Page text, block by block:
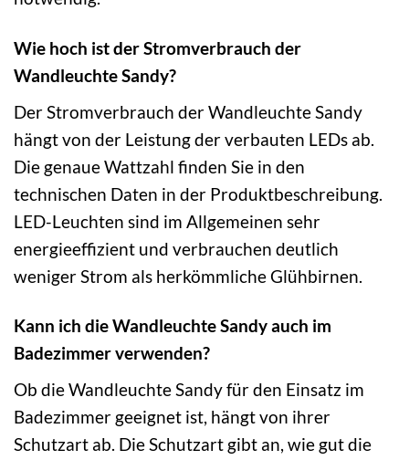
Wie hoch ist der Stromverbrauch der
Wandleuchte Sandy?
Der Stromverbrauch der Wandleuchte Sandy
hängt von der Leistung der verbauten LEDs ab.
Die genaue Wattzahl finden Sie in den
technischen Daten in der Produktbeschreibung.
LED-Leuchten sind im Allgemeinen sehr
energieeffizient und verbrauchen deutlich
weniger Strom als herkömmliche Glühbirnen.
Kann ich die Wandleuchte Sandy auch im
Badezimmer verwenden?
Ob die Wandleuchte Sandy für den Einsatz im
Badezimmer geeignet ist, hängt von ihrer
Schutzart ab. Die Schutzart gibt an, wie gut die